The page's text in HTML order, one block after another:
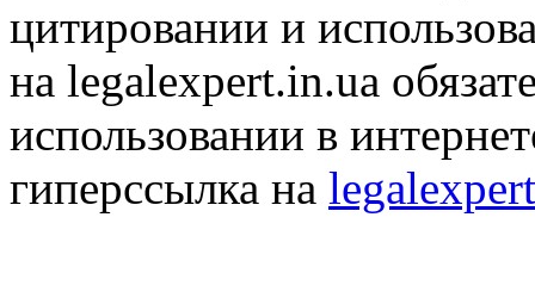
цитировании и
на legalexpert.in.ua
использовании в
гиперссылка на